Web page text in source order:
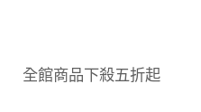
全館商品下殺五折起